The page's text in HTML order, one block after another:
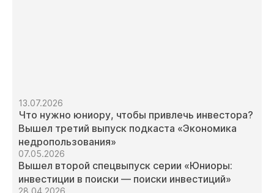
13.07.2026
Что нужно юниору, чтобы привлечь инвестора?
Вышел третий выпуск подкаста «Экономика
недропользования»
07.05.2026
Вышел второй спецвыпуск серии «Юниоры:
инвестиции в поиски — поиски инвестиций»